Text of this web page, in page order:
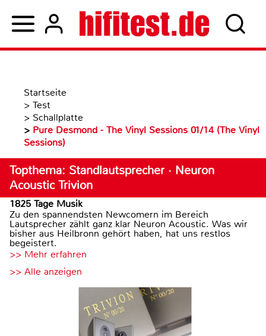
Startseite
> Test
> Schallplatte
> Pure Desmond - The Vinyl Sessions 01/14 (The Vinyl
Sessions)
Topthema: Standlautsprecher · Neuron
Acoustic Trivion
1825 Tage Musik
Zu den spannendsten Newcomern im Bereich
Lautsprecher zählt ganz klar Neuron Acoustic. Was wir
bisher aus Heilbronn gehört haben, hat uns restlos
begeistert.
>> Mehr erfahren
>> Alle anzeigen